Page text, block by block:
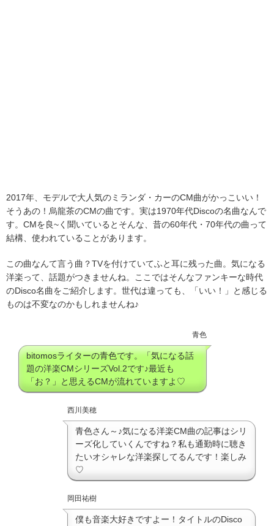
2017年、モデルで大人気のミランダ・カーのCM曲がかっこいい！
そうあの！烏龍茶のCMの曲です。実は1970年代Discoの名曲なんで
す。CMを良~く聞いているとそんな、昔の60年代・70年代の曲って
結構、使われていることがあります。
この曲なんて言う曲？TVを付けていてふと耳に残った曲。気になる
洋楽って、話題がつきませんね。ここではそんなファンキーな時代
のDisco名曲をご紹介します。世代は違っても、「いい！」と感じる
ものは不変なのかもしれませんね♪
青色
bitomosライターの青色です。「気になる話
題の洋楽CMシリーズVol.2です♪最近も
「お？」と思えるCMが流れていますよ♡
西川美穂
青色さん～♪気になる洋楽CM曲の記事はシリ
ーズ化していくんですね？私も通勤時に聴き
たいオシャレな洋楽探してるんです！楽しみ
♡
岡田祐樹
僕も音楽大好きですよー！タイトルのDisco